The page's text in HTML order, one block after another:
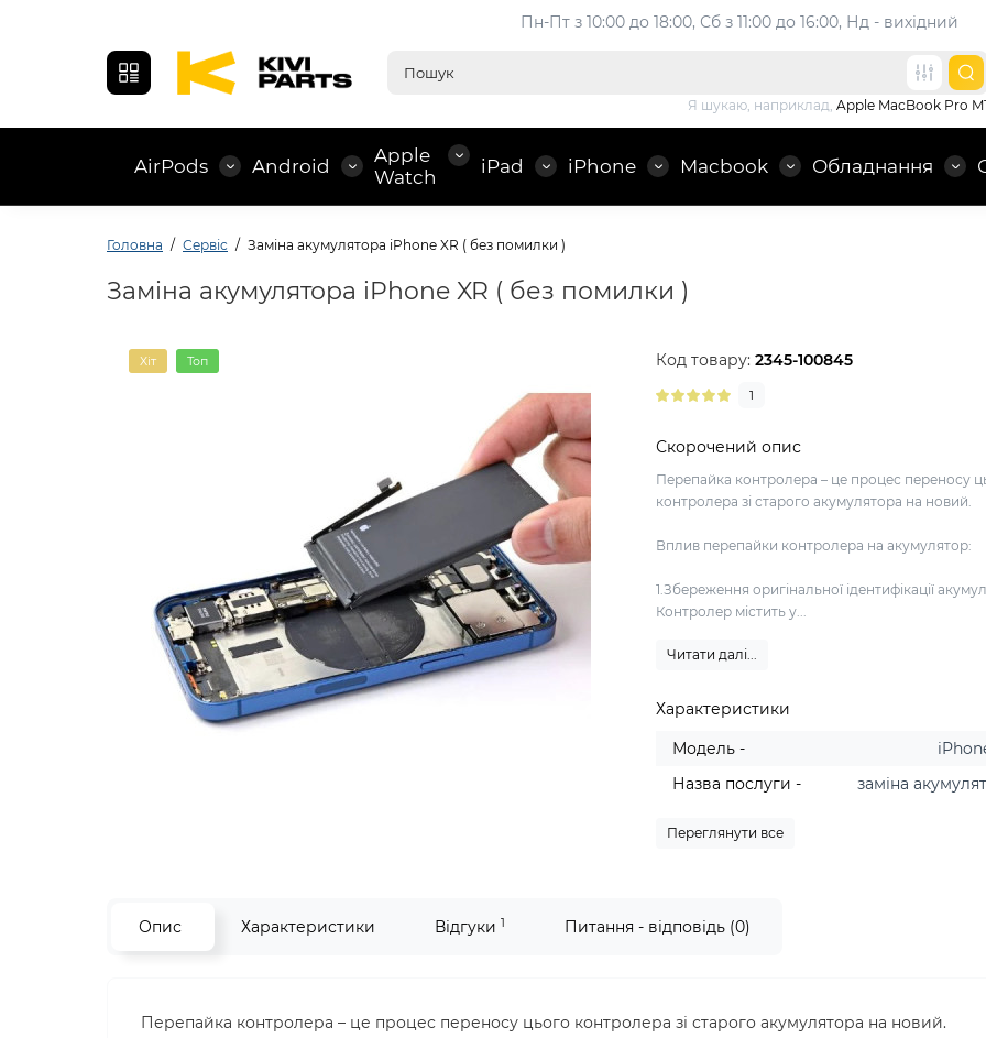
Пн-Пт з 10:00 до 18:00, Сб з 11:00 до 16:00, Нд - вихідний
Я шукаю, наприклад, Apple MacBook Pro M1
AirPods Android
Apple
Watch
iPad iPhone Macbook Обладнання
Головна Сервіс Заміна акумулятора iPhone XR ( без помилки )
Заміна акумулятора iPhone XR ( без помилки )
Хіт Топ Код товару:2345-100845
1
Скорочений опис
Перепайка контролера – це процес переносу
контролера зі старого акумулятора на новий.
Вплив перепайки контролера на акумулятор:
1.Збереження оригінальної ідентифікації
Контролер містить у...
Читати далі...
Характеристики
Модель -
Назва послуги -
заміна
Переглянути все
Опис Характеристики Відгуки 1 Питання - відповідь (0)
Перепайка контролера – це процес переносу цього контролера зі старого акумулятора на новий.